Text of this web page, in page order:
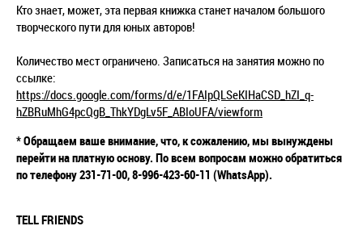
Кто знает, может, эта первая книжка станет началом большого
творческого пути для юных авторов!
Количество мест ограничено. Записаться на занятия можно по
ссылке:
https://docs.google.com/forms/d/e/1FAIpQLSeKIHaCSD_hZI_q-
hZBRuMhG4pcQgB_ThkYDgLv5F_ABIoUFA/viewform
* Обращаем ваше внимание, что, к сожалению, мы вынуждены
перейти на платную основу. По всем вопросам можно обратиться
по телефону 231-71-00, 8-996-423-60-11 (WhatsApp).
TELL FRIENDS